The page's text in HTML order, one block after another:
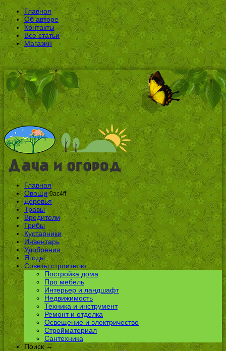
Главная
Об авторе
Контакты
Все статьи
Магазин
Главная
Овощи 0ac4ff
Деревья
Травы
Вредители
Грибы
Кустарники
Инвентарь
Удобрения
Ягоды
Советы строителю
Постройка дома
Про мебель
Интерьер и ландшафт
Недвижимость
Техника и инструмент
Ремонт и отделка
Освещение и электричество
Стройматериал
Сантехника
Поиск →